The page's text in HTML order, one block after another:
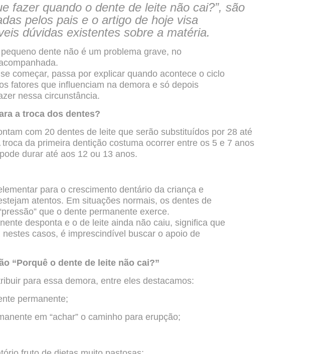
fazer quando o dente de leite não cai?”, são
pelos pais e o artigo de hoje visa
dúvidas existentes sobre a matéria.
dente não é um problema grave, no
começar, passa por explicar quando acontece o ciclo
fatores que influenciam na demora e só depois
nessa circunstância.
a troca dos dentes?
com 20 dentes de leite que serão substituídos por 28 até
da primeira dentição costuma ocorrer entre os 5 e 7 anos
durar até aos 12 ou 13 anos.
para o crescimento dentário da criança e
atentos. Em situações normais, os dentes de
que o dente permanente exerce.
desponta e o de leite ainda não caiu, significa que
casos, é imprescindível buscar o apoio de
“Porquê o dente de leite não cai?”
para essa demora, entre eles destacamos:
permanente;
em “achar” o caminho para erupção;